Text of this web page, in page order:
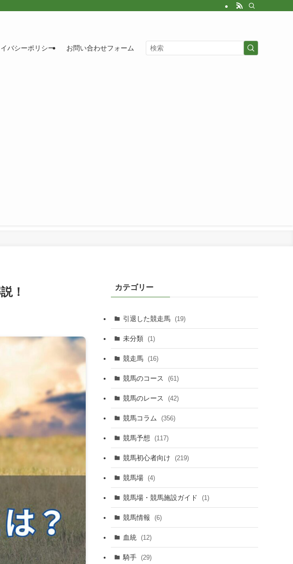
バシーポリシー お問い合わせフォーム
！ カテゴリー
引退した競走馬 (19)
未分類 (1)
競走馬 (16)
競馬のコース (61)
競馬のレース (42)
競馬コラム (356)
競馬予想 (117)
競馬初心者向け (219)
競馬場 (4)
競馬場・競馬施設ガイド (1)
競馬情報 (6)
血統 (12)
騎手 (29)